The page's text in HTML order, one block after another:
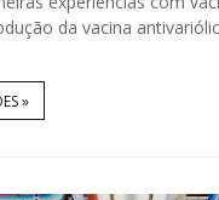
da vacina
»